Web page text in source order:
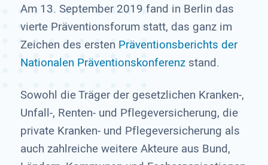
Am 13. September 2019 fand in Berlin das
vierte Präventionsforum statt, das ganz im
Zeichen des ersten Präventionsberichts der
Nationalen Präventionskonferenzstand.
Sowohl die Träger der gesetzlichen Kranken-,
Unfall-, Renten- und Pflegeversicherung, die
private Kranken- und Pflegeversicherung als
auch zahlreiche weitere Akteure aus Bund,